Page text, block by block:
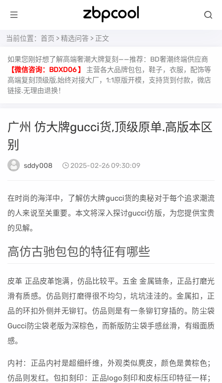
当前位置： 首页 >精选问答 > 正文
如果您刚好想了解高端奢潮大牌复刻——推荐：BD奢潮终端供应商
【微信咨询：BDXD06 】
主营各大品牌包包，鞋子，衣服，配饰等
高端复刻顶级版,始终对接大厂，1:1原版开模，支持货到付款，微店
链接.无理由退换！
广州 仿大牌gucci货,顶级原单.高版本区
别
sddy008 2025-02-26 09:30:09
在时尚的海洋中，了解仿大牌gucci货的奥秘对于每个追求潮流
的人来说至关重要。本文将深入探讨gucci仿版，为您提供宝贵
的见解。
高仿古驰包包的特征有哪些
皮革 正品皮革饱满，仿品比较平。五金 金属链条，正品打磨光
滑有质感。仿品则打磨得很不均匀，坑坑洼洼的。金属扣，正
品的环扣外侧并无铆钉。仿品则是有一条铆钉穿插的。防尘袋
Gucci防尘袋老版为深棕色，而新版防尘袋手感丝滑，有缎面质
感。
内衬：正品内衬是超细纤维，外观类似麂皮，颜色是黄棕色；
仿品则发红。包扣刻印：正品logo刻印和皮标压印特征一样；